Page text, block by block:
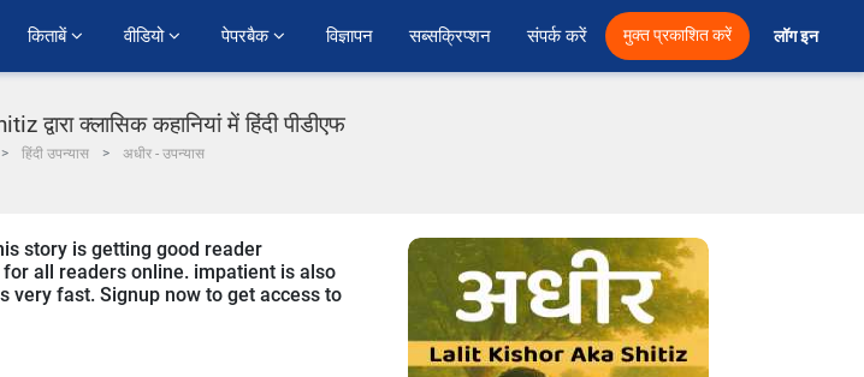
किताबें वीडियो पेपरबैक विज्ञापन सब्सक्रिप्शन संपर्क करें मुक्त प्रकाशित करें लॉग इन
क्लासिक कहानियां में हिंदी पीडीएफ
हिंदी उपन्यास अधीर - उपन्यास
story is getting good reader
all readers online. impatient is also
very fast. Signup now to get access to